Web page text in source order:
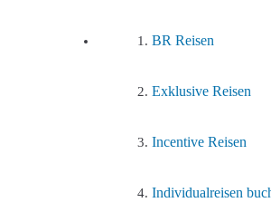
BR Reisen
Exklusive Reisen
Incentive Reisen
Individualreisen